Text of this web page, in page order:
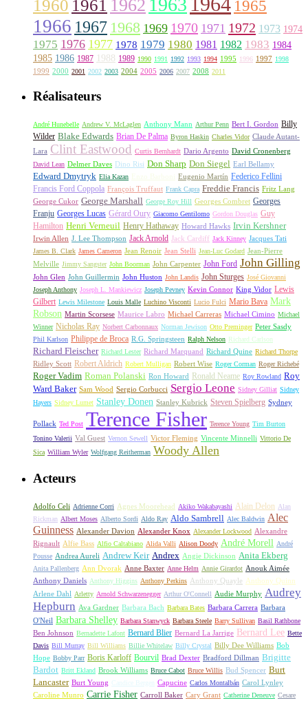
1960 1961 1962 1965
1966 1967 1968 1969 1970 1971 1972 1973 1974
1975 1976 1977 1978 1979 1980 1981 1982 1983 1984
1985 1986 1987 1988 1989 1990 1991 1992 1993 1994 1995 1996 1997 1998
1999 2000 2001 2002 2003 2004 2005 2006 2007 2008 2011
Réalisateurs
André Hunebelle Andrew V. McLaglen Anthony Mann Arthur Penn Bert I. Gordon Billy
Wilder Blake Edwards Brian De Palma Byron Haskin Charles Vidor Claude Autant-
Lara Clint Eastwood Curtis Bernhardt Dario Argento David Cronenberg
David Lean Delmer Daves Dino Risi Don Sharp Don Siegel Earl Bellamy
Edward Dmytryk Elia Kazan Enzo Barboni Eugenio Martín Federico Fellini
Francis Ford Coppola François Truffaut Frank Capra Freddie Francis Fritz Lang
George Cukor George Marshall George Roy Hill Georges Combret Georges
Franju Georges Lucas Gérard Oury Giacomo Gentilomo Gordon Douglas Guy
Hamilton Henri Verneuil Henry Hathaway Howard Hawks Irvin Kershner
Irwin Allen J. Lee Thompson Jack Arnold Jack Cardiff Jack Kinney Jacques Tati
James B. Clark James Cameron Jean Renoir Jean Stelli Jean-Luc Godard Jean-Pierre
Melville Jimmy Sangster John Boorman John Carpenter John Ford John Gilling
John Glen John Guillermin John Huston John Landis John Sturges José Giovanni
Joseph Anthony Joseph L. Mankiewicz Joseph Pevney Kevin Connor King Vidor Lewis
Gilbert Lewis Milestone Louis Malle Luchino Visconti Lucio Fulci Mario Bava Mark
Robson Martin Scorsese Maurice Labro Michael Carreras Michael Cimino Michael
Winner Nicholas Ray Norbert Carbonnaux Norman Jewison Otto Preminger Peter Sasdy
Phil Karlson Philippe de Broca R.G. Springsteen Ralph Nelson Richard Carlson
Richard Fleischer Richard Lester Richard Marquand Richard Quine Richard Thorpe
Ridley Scott Robert Aldrich Robert Mulligan Robert Wise Roger Corman Roger Richebé
Roger Vadim Roman Polanski Ron Howard Ronald Neame Roy Rowland Roy
Ward Baker Sam Wood Sergio Corbucci Sergio Leone Sidney Gilliat Sidney
Hayers Sidney Lumet Stanley Donen Stanley Kubrick Steven Spielberg Sydney
Pollack Ted Post Terence Fisher Terence Young Tim Burton
Tonino Valerii Val Guest Vernon Sewell Victor Fleming Vincente Minnelli Vittorio De
Sica William Wyler Wolfgang Reitherman Woody Allen
Acteurs
Adolfo Celi Adrienne Corri Agnes Moorehead Akiko Wakabayashi Alain Delon Alan
Rickman Albert Moses Alberto Sordi Aldo Ray Aldo Sambrell Alec Baldwin Alec
Guinness Alexander Davion Alexander Knox Alexander Lockwood Alexandre
Rignault Alfie Bass Alfio Caltabiano Alida Valli Alison Doody André Morell André
Pousse Andrea Aureli Andrew Keir Andrex Angie Dickinson Anita Ekberg
Anita Pallenberg Ann Dvorak Anne Baxter Anne Helm Annie Girardot Anouk Aimée
Anthony Daniels Anthony Higgins Anthony Perkins Anthony Quayle Anthony Quinn
Arlene Dahl Arletty Arnold Schwarzenegger Arthur O'Connell Audie Murphy Audrey
Hepburn Ava Gardner Barbara Bach Barbara Bates Barbara Carrera Barbara
O'Neil Barbara Shelley Barbara Stanwyck Barbara Steele Barry Sullivan Basil Rathbone
Ben Johnson Bernadette Lafont Bernard Blier Bernard La Jarrige Bernard Lee Bette
Davis Bill Murray Bill Williams Billie Whitelaw Billy Crystal Billy Dee Williams Bob
Hope Bobby Parr Boris Karloff Bourvil Brad Dexter Bradford Dillman Brigitte
Bardot Britt Ekland Brook Williams Bruce Cabot Bruce Willis Bud Spencer Burt
Lancaster Burt Young Candice Bergen Capucine Carlos Montalbán Carol Lynley
Caroline Munro Carrie Fisher Carroll Baker Cary Grant Catherine Deneuve Cesare